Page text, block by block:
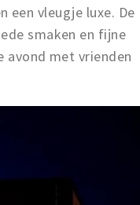
vleugje luxe. De
smaken en fijne
avond met vrienden